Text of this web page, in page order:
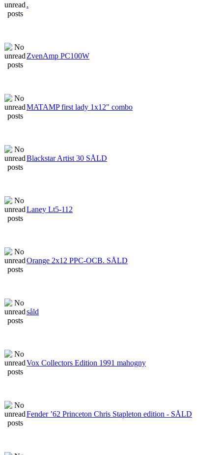
.
ZvenAmp PC100W
MATAMP first lady 1x12" combo
Blackstar Artist 30 SÅLD
Laney Lt5-112
Orange 2x12 PPC-OCB. SÅLD
såld
Vox Collectors Edition 1991 mahogny
Fender ’62 Princeton Chris Stapleton edition - SÅLD